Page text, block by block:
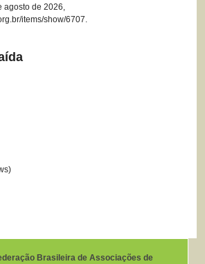
agosto de 2026,
items/show/6707.
Brasileira de Associações de